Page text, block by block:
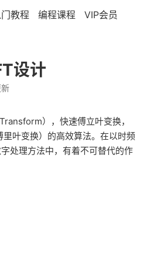
教程 编程课程 VIP会员
设计
），快速傅立叶变换，
叶变换）的高效算法。在以时频
处理方法中，有着不可替代的作